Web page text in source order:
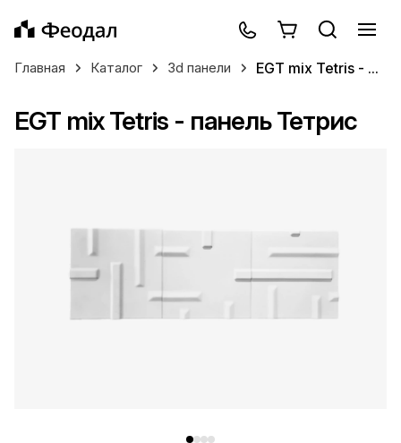
Главная Каталог 3d панели EGT mix Tetris - ...
EGT mix Tetris - панель Тетрис